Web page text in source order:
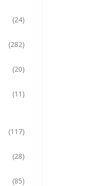
(24)
(282)
(20)
(11)
(117)
(28)
(85)